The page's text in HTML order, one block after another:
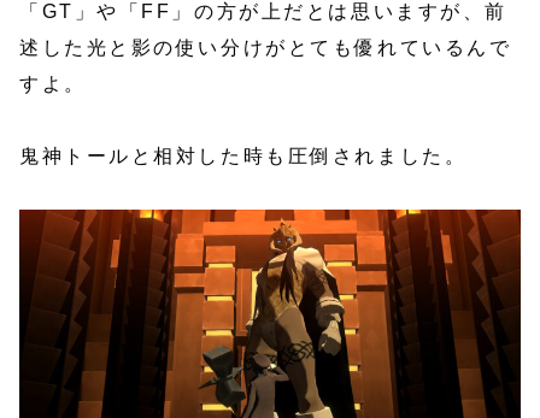
「GT」や「FF」の方が上だとは思いますが、前
述した光と影の使い分けがとても優れているんで
すよ。
鬼神トールと相対した時も圧倒されました。